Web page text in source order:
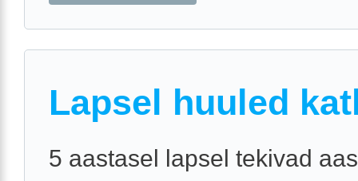
Lapsel huuled
5 aastasel lapsel tekivad